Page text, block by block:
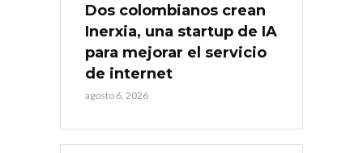
Dos colombianos crean
Inerxia, una startup de IA
para mejorar el servicio
de internet
agosto 6, 2026